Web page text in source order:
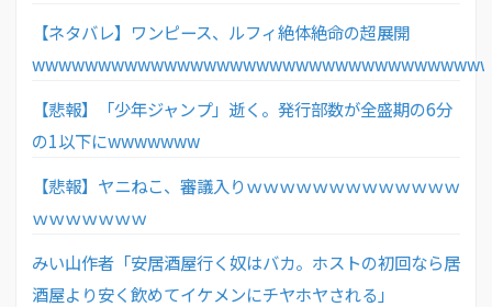
【ネタバレ】ワンピース、ルフィ絶体絶命の超展開
【悲報】「少年ジャンプ」逝く。発行部数が全盛期の6分
の1以下にwwwwwww
【悲報】ヤニねこ、審議入りｗｗｗｗｗｗｗｗｗｗｗｗｗ
ｗｗｗｗｗｗｗ
みい山作者「安居酒屋行く奴はバカ。ホストの初回なら居
酒屋より安く飲めてイケメンにチヤホヤされる」